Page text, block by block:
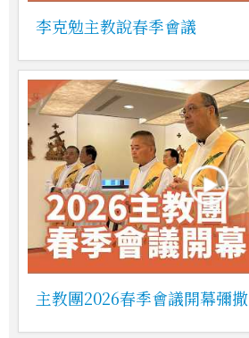
李克勉主教說春季會議
主教團2026春季會議開幕彌撒